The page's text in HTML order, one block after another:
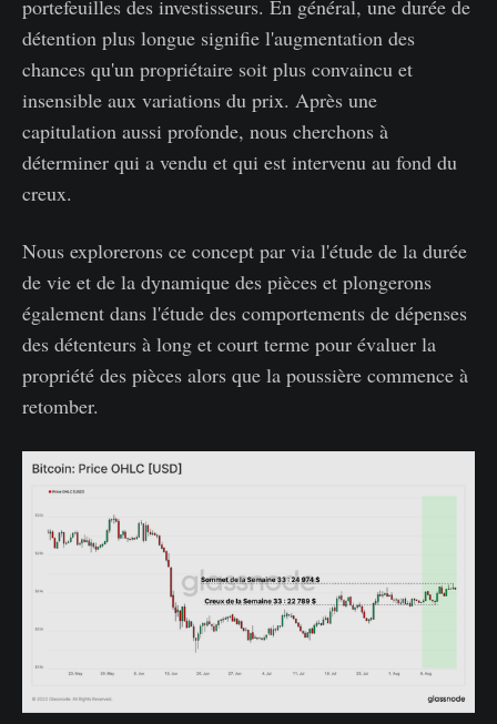
portefeuilles des investisseurs. En général, une durée de
détention plus longue signifie l'augmentation des
chances qu'un propriétaire soit plus convaincu et
insensible aux variations du prix. Après une
capitulation aussi profonde, nous cherchons à
déterminer qui a vendu et qui est intervenu au fond du
creux.
Nous explorerons ce concept par via l'étude de la durée
de vie et de la dynamique des pièces et plongerons
également dans l'étude des comportements de dépenses
des détenteurs à long et court terme pour évaluer la
propriété des pièces alors que la poussière commence à
retomber.